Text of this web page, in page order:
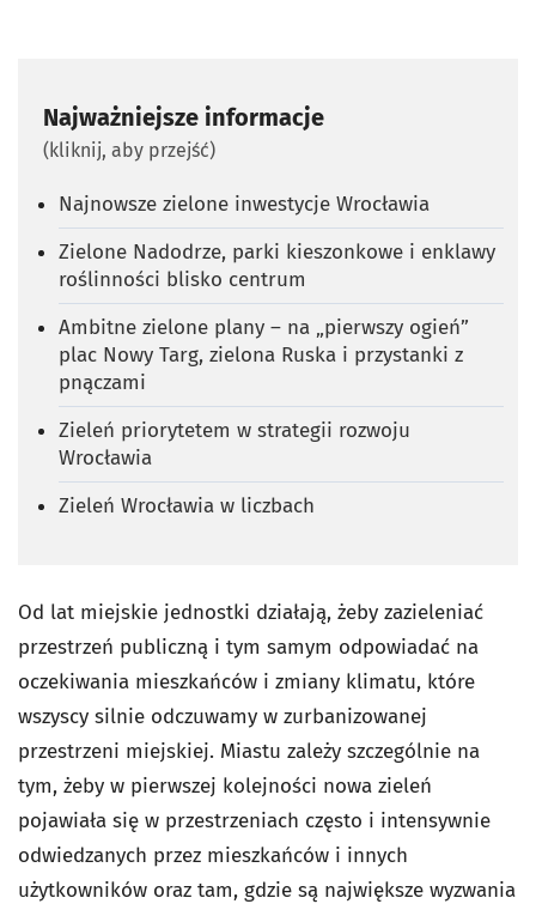
Najważniejsze informacje
(kliknij, aby przejść)
Najnowsze zielone inwestycje Wrocławia
Zielone Nadodrze, parki kieszonkowe i enklawy
roślinności blisko centrum
Ambitne zielone plany – na „pierwszy ogień”
plac Nowy Targ, zielona Ruska i przystanki z
pnączami
Zieleń priorytetem w strategii rozwoju
Wrocławia
Zieleń Wrocławia w liczbach
Od lat miejskie jednostki działają, żeby zazieleniać
przestrzeń publiczną i tym samym odpowiadać na
oczekiwania mieszkańców i zmiany klimatu, które
wszyscy silnie odczuwamy w zurbanizowanej
przestrzeni miejskiej. Miastu zależy szczególnie na
tym, żeby w pierwszej kolejności nowa zieleń
pojawiała się w przestrzeniach często i intensywnie
odwiedzanych przez mieszkańców i innych
użytkowników oraz tam, gdzie są największe wyzwania